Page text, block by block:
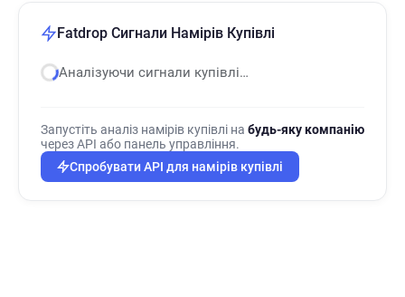
Fatdrop Сигнали Намірів Купівлі
Аналізуючи сигнали купівлі…
Запустіть аналіз намірів купівлі на будь-яку компанію
через API або панель управління.
Спробувати API для намірів купівлі